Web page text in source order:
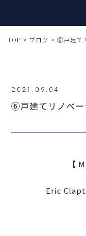
TOP > ブログ > ⑥戸建て
2021.09.04
⑥戸建てリノベー
【
Eric